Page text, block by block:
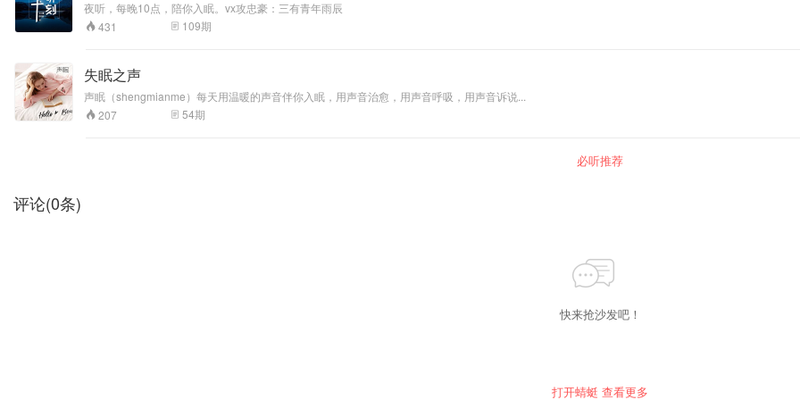
夜听，每晚10点，陪你入眠。vx攻忠豪：三有青年雨辰
431
109期
失眠之声
声眠（shengmianme）每天用温暖的声音伴你入眠，用声音治愈，用声音呼吸，用声音诉说...
207
54期
必听推荐
评论(0条)
快来抢沙发吧！
打开蜻蜓 查看更多